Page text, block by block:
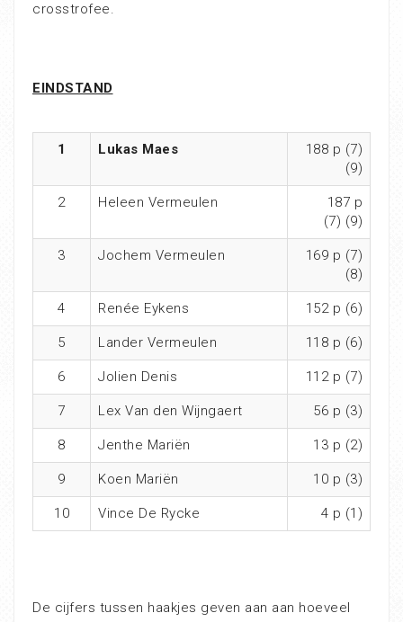
crosstrofee.
EINDSTAND
1 Lukas Maes
188 p (7)
(9)
2 Heleen Vermeulen
187 p
(7) (9)
3 Jochem Vermeulen
169 p (7)
(8)
4 Renée Eykens 152 p (6)
5 Lander Vermeulen 118 p (6)
6 Jolien Denis 112 p (7)
7 Lex Van den Wijngaert 56 p (3)
8 Jenthe Mariën 13 p (2)
9 Koen Mariën 10 p (3)
10 Vince De Rycke 4 p (1)
De cijfers tussen haakjes geven aan aan hoeveel